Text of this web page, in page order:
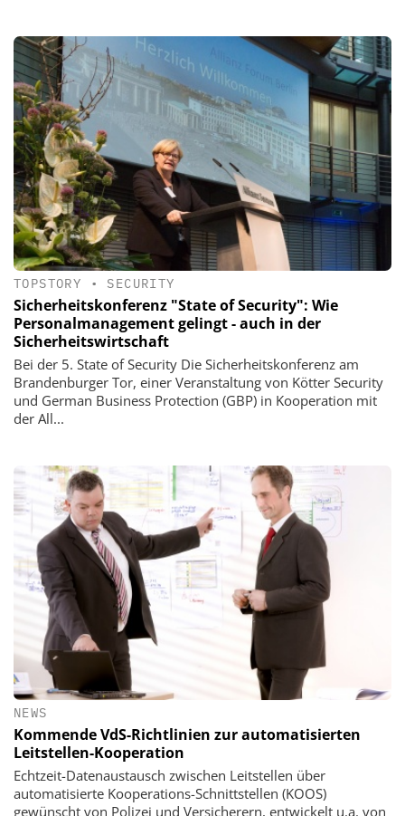
TOPSTORY • SECURITY
Sicherheitskonferenz "State of Security": Wie
Personalmanagement gelingt - auch in der
Sicherheitswirtschaft
Bei der 5. State of Security Die Sicherheitskonferenz am
Brandenburger Tor, einer Veranstaltung von Kötter Security
und German Business Protection (GBP) in Kooperation mit
der All...
NEWS
Kommende VdS-Richtlinien zur automatisierten
Leitstellen-Kooperation
Echtzeit-Datenaustausch zwischen Leitstellen über
automatisierte Kooperations-Schnittstellen (KOOS)
gewünscht von Polizei und Versicherern, entwickelt u.a. von